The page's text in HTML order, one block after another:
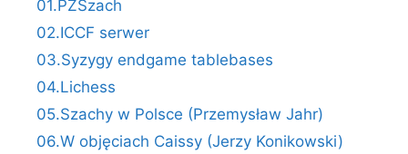
01.PZSzach
02.ICCF serwer
03.Syzygy endgame tablebases
04.Lichess
05.Szachy w Polsce (Przemysław Jahr)
06.W objęciach Caissy (Jerzy Konikowski)